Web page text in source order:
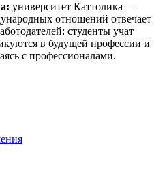
университет Каттолика —
отношений отвечает
студенты учат
в будущей профессии и
с профессионалами.